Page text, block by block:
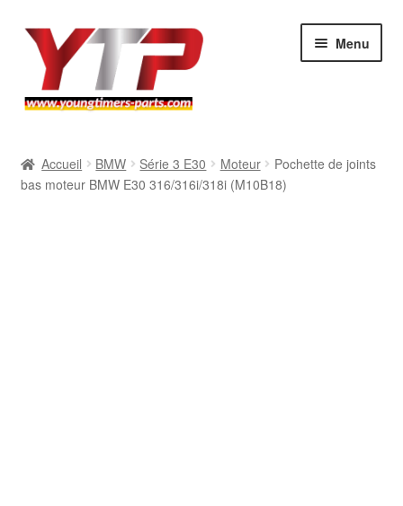
Aller
navigation
Aller
contenu
Menu
BMW
Accueil BMW Série 3 E30 Moteur
Pochette de joints
bas moteur BMW E30 316/316i/318i (M10B18)